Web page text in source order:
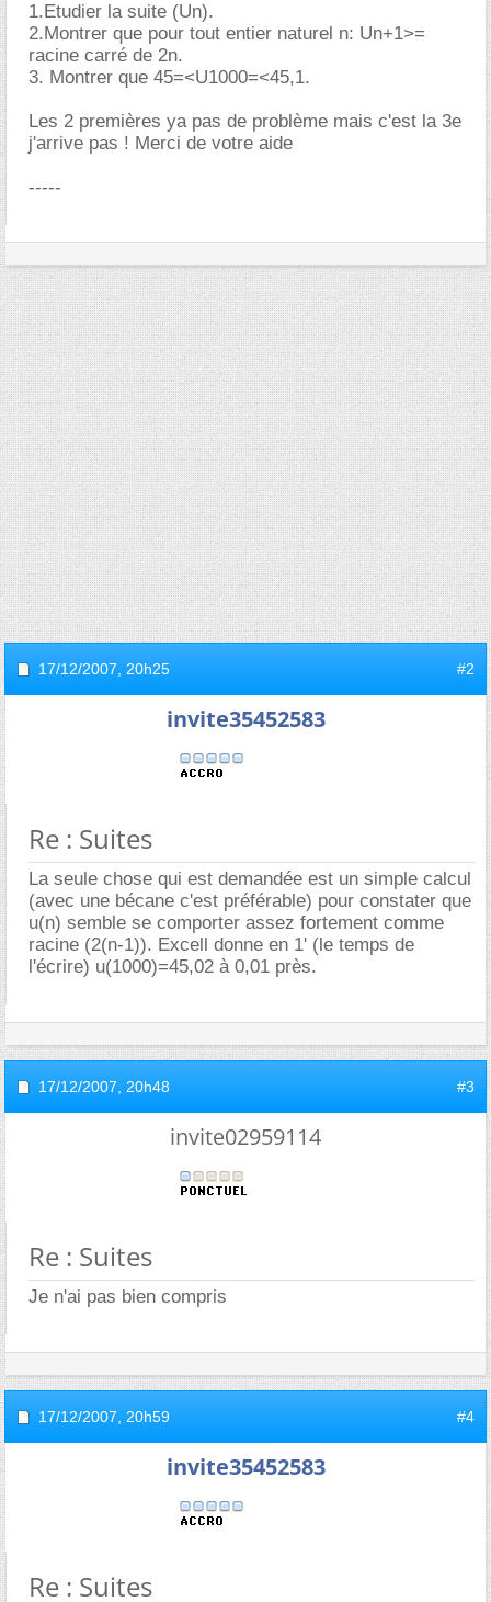
1.Etudier la suite (Un).
2.Montrer que pour tout entier naturel n: Un+1>=
racine carré de 2n.
3. Montrer que 45=<U1000=<45,1.
Les 2 premières ya pas de problème mais c'est la 3e
j'arrive pas ! Merci de votre aide
-----
17/12/2007, 20h25 #2
invite35452583
Re : Suites
La seule chose qui est demandée est un simple calcul
(avec une bécane c'est préférable) pour constater que
u(n) semble se comporter assez fortement comme
racine (2(n-1)). Excell donne en 1' (le temps de
l'écrire) u(1000)=45,02 à 0,01 près.
17/12/2007, 20h48 #3
invite02959114
Re : Suites
Je n'ai pas bien compris
17/12/2007, 20h59 #4
invite35452583
Re : Suites